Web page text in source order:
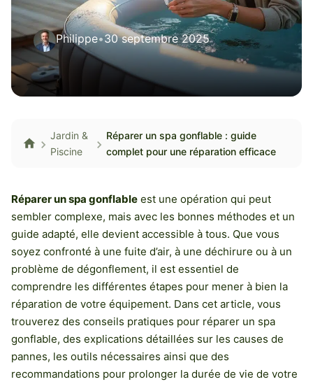
Philippe•30 septembre 2025
Jardin &
Piscine
Réparer un spa gonflable : guide
complet pour une réparation efficace
Réparer un spa gonflable est une opération qui peut
sembler complexe, mais avec les bonnes méthodes et un
guide adapté, elle devient accessible à tous. Que vous
soyez confronté à une fuite d’air, à une déchirure ou à un
problème de dégonflement, il est essentiel de
comprendre les différentes étapes pour mener à bien la
réparation de votre équipement. Dans cet article, vous
trouverez des conseils pratiques pour réparer un spa
gonflable, des explications détaillées sur les causes de
pannes, les outils nécessaires ainsi que des
recommandations pour prolonger la durée de vie de votre